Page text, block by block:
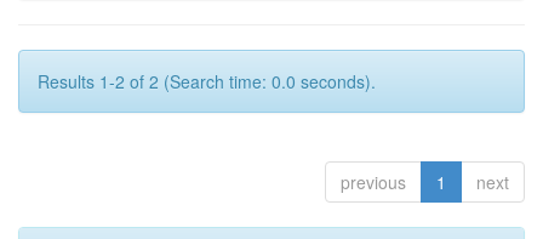
Results 1-2 of 2 (Search time: 0.0 seconds).
previous 1 next